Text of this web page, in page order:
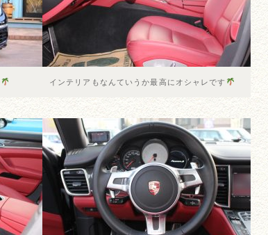
インテリアもなんていうか最高にオシャレです